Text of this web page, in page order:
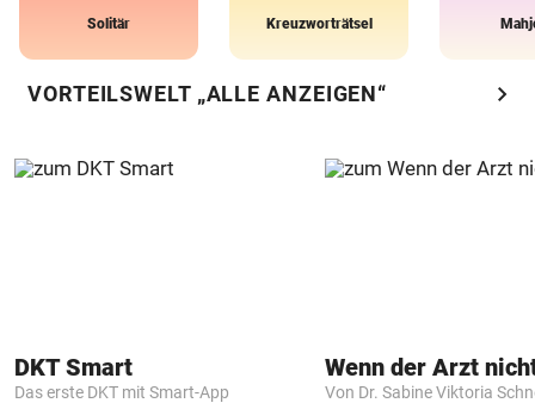
Solitär Kreuzworträtsel
VORTEILSWELT „ALLE ANZEIGEN“ chevron_right
DKT Smart
Das erste DKT mit Smart-App Von Dr. Sabine Viktoria